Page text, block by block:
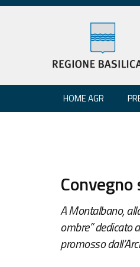
HOME AGR
Convegno
A Montalbano,
ombre” dedicato
promosso